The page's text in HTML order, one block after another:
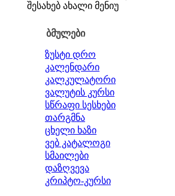
შესახებ ახალი მენიუ
ბმულები
ზუსტი დრო
კალენდარი
კალკულატორი
ვალუტის კურსი
სწრაფი სესხები
თარგმნა
ცხელი ხაზი
ვებ კატალოგი
სმაილები
დაზღვევა
კრიპტო-კურსი